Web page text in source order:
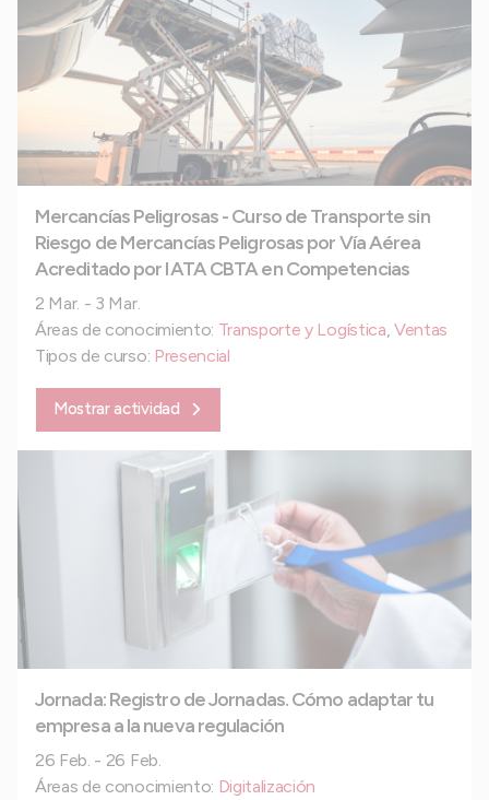
Mercancías Peligrosas - Curso de Transporte sin
Riesgo de Mercancías Peligrosas por Vía Aérea
Acreditado por IATA CBTA en Competencias
2 Mar. - 3 Mar.
Áreas de conocimiento: Transporte y Logística, Ventas
Tipos de curso: Presencial
Mostrar actividad
Jornada: Registro de Jornadas. Cómo adaptar tu
empresa a la nueva regulación
26 Feb. - 26 Feb.
Áreas de conocimiento: Digitalización